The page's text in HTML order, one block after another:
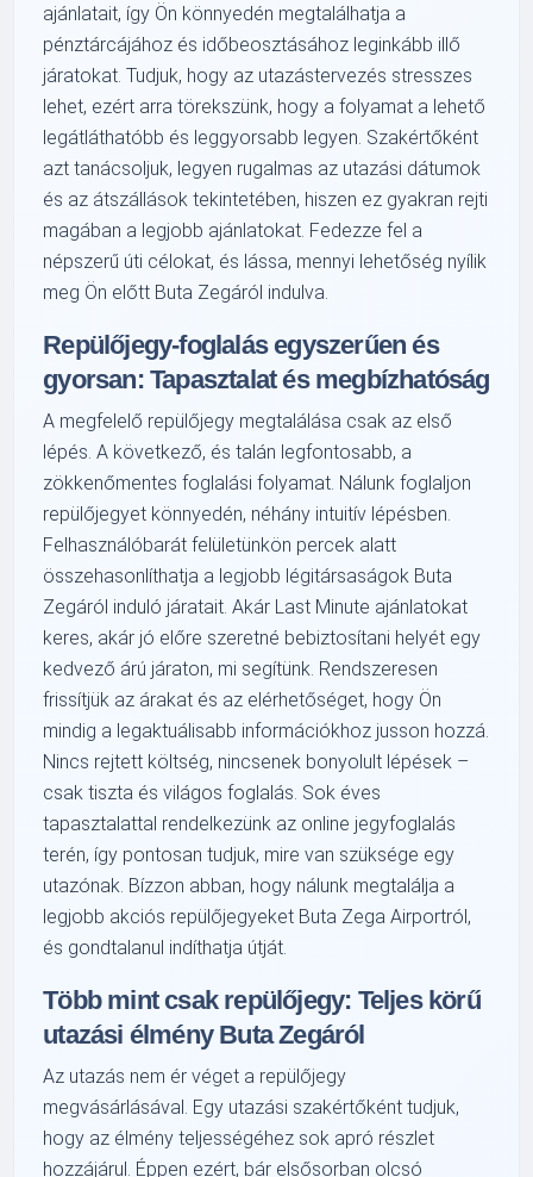
ajánlatait, így Ön könnyedén megtalálhatja a
pénztárcájához és időbeosztásához leginkább illő
járatokat. Tudjuk, hogy az utazástervezés stresszes
lehet, ezért arra törekszünk, hogy a folyamat a lehető
legátláthatóbb és leggyorsabb legyen. Szakértőként
azt tanácsoljuk, legyen rugalmas az utazási dátumok
és az átszállások tekintetében, hiszen ez gyakran rejti
magában a legjobb ajánlatokat. Fedezze fel a
népszerű úti célokat, és lássa, mennyi lehetőség nyílik
meg Ön előtt Buta Zegáról indulva.
Repülőjegy-foglalás egyszerűen és
gyorsan: Tapasztalat és megbízhatóság
A megfelelő repülőjegy megtalálása csak az első
lépés. A következő, és talán legfontosabb, a
zökkenőmentes foglalási folyamat. Nálunk foglaljon
repülőjegyet könnyedén, néhány intuitív lépésben.
Felhasználóbarát felületünkön percek alatt
összehasonlíthatja a legjobb légitársaságok Buta
Zegáról induló járatait. Akár Last Minute ajánlatokat
keres, akár jó előre szeretné bebiztosítani helyét egy
kedvező árú járaton, mi segítünk. Rendszeresen
frissítjük az árakat és az elérhetőséget, hogy Ön
mindig a legaktuálisabb információkhoz jusson hozzá.
Nincs rejtett költség, nincsenek bonyolult lépések –
csak tiszta és világos foglalás. Sok éves
tapasztalattal rendelkezünk az online jegyfoglalás
terén, így pontosan tudjuk, mire van szüksége egy
utazónak. Bízzon abban, hogy nálunk megtalálja a
legjobb akciós repülőjegyeket Buta Zega Airportról,
és gondtalanul indíthatja útját.
Több mint csak repülőjegy: Teljes körű
utazási élmény Buta Zegáról
Az utazás nem ér véget a repülőjegy
megvásárlásával. Egy utazási szakértőként tudjuk,
hogy az élmény teljességéhez sok apró részlet
hozzájárul. Éppen ezért, bár elsősorban olcsó